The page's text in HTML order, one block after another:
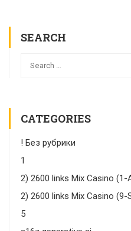
SEARCH
CATEGORIES
! Без рубрики
1
2) 2600 links Mix Casino (1-
2) 2600 links Mix Casino (9-
5